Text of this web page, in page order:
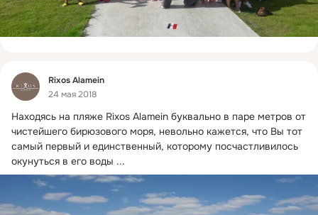
Фид
Rixos Alamein
24 мая 2018
Находясь на пляже Rixos Alamein буквально в паре метров от
чистейшего бирюзового моря, невольно кажется, что Вы тот
самый первый и единственный, которому посчастливилось
окунуться в его воды ...